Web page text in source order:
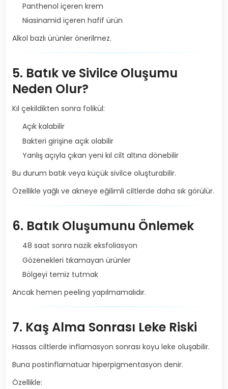
Panthenol içeren krem
Niasinamid içeren hafif ürün
Alkol bazlı ürünler önerilmez.
5. Batık ve Sivilce Oluşumu
Neden Olur?
Kıl çekildikten sonra folikül:
Açık kalabilir
Bakteri girişine açık olabilir
Yanlış açıyla çıkan yeni kıl cilt altına dönebilir
Bu durum batık veya küçük sivilce oluşturabilir.
Özellikle yağlı ve akneye eğilimli ciltlerde daha sık görülür.
6. Batık Oluşumunu Önlemek
48 saat sonra nazik eksfoliasyon
Gözenekleri tıkamayan ürünler
Bölgeyi temiz tutmak
Ancak hemen peeling yapılmamalıdır.
7. Kaş Alma Sonrası Leke Riski
Hassas ciltlerde inflamasyon sonrası koyu leke oluşabilir.
Buna postinflamatuar hiperpigmentasyon denir.
Özellikle: